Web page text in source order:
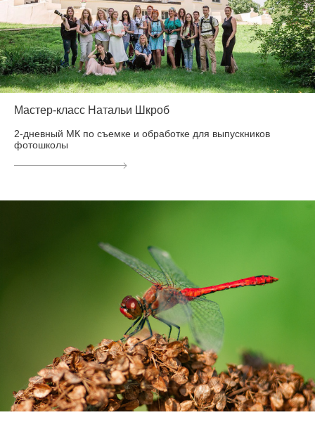
Мастер-класс Натальи Шкроб
2-дневный МК по съемке и обработке для выпускников
фотошколы